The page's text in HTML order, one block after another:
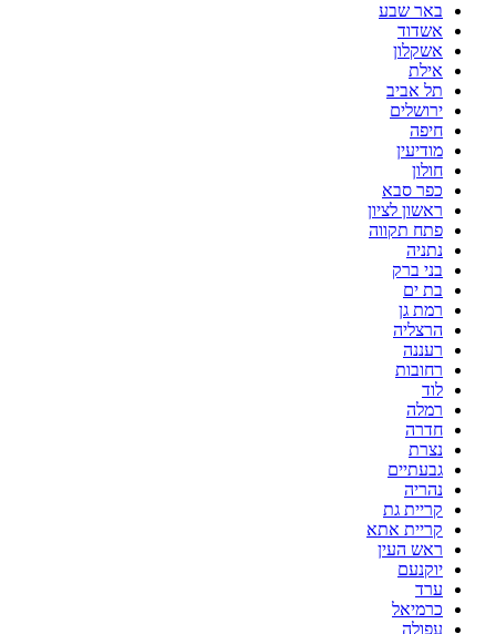
באר שבע
אשדוד
אשקלון
אילת
תל אביב
ירושלים
חיפה
מודיעין
חולון
כפר סבא
ראשון לציון
פתח תקווה
נתניה
בני ברק
בת ים
רמת גן
הרצליה
רעננה
רחובות
לוד
רמלה
חדרה
נצרת
גבעתיים
נהריה
קריית גת
קריית אתא
ראש העין
יוקנעם
ערד
כרמיאל
עפולה